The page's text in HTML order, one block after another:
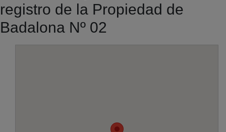
registro de la Propiedad de
Badalona Nº 02